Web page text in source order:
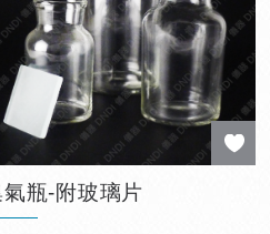
瓶-附玻璃片